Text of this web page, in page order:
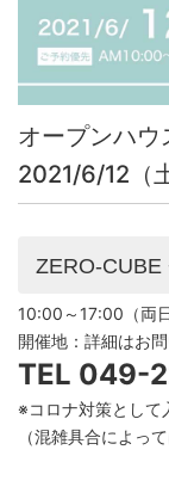
オープンハウ
2021/6/12（
ZERO-CUBE
10:00～17:00（両
開催地：詳細はお
TEL 049-
※コロナ対策として
（混雑具合によっ